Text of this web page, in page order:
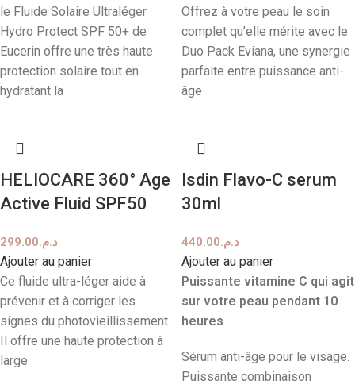
le Fluide Solaire Ultraléger
Hydro Protect SPF 50+ de
Eucerin offre une très haute
protection solaire tout en
hydratant la
Offrez à votre peau le soin
complet qu’elle mérite avec le
Duo Pack Eviana, une synergie
parfaite entre puissance anti-
âge
HELIOCARE 360° Age
Active Fluid SPF50
د.م.299.00
Ajouter au panier
Ce fluide ultra-léger aide à
prévenir et à corriger les
signes du photovieillissement.
Il offre une haute protection à
large
Isdin Flavo-C serum
30ml
د.م.440.00
Ajouter au panier
Puissante vitamine C qui agit
sur votre peau pendant 10
heures
Sérum anti-âge pour le visage.
Puissante combinaison